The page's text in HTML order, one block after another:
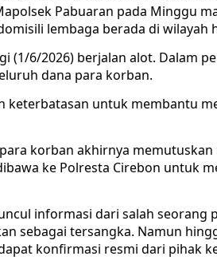
Pabuaran pada Minggu
lembaga berada di wilayah
(1/6/2026) berjalan alot. Dalam
dana para korban.
keterbatasan untuk membantu
korban akhirnya
ke Polresta Cirebon untuk
informasi dari salah seorang
sebagai tersangka. Namun
konfirmasi resmi dari pihak